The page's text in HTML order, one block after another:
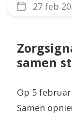
27 feb
samen
Op 5
Samen